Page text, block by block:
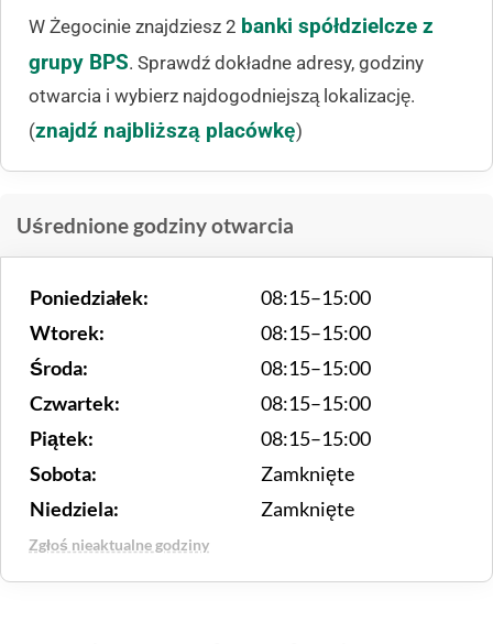
W Żegocinie znajdziesz 2 banki spółdzielcze z
grupy BPS. Sprawdź dokładne adresy, godziny
otwarcia i wybierz najdogodniejszą lokalizację.
(znajdź najbliższą placówkę)
Uśrednione godziny otwarcia
Poniedziałek:
08:15–15:00
Wtorek:
08:15–15:00
Środa:
08:15–15:00
Czwartek:
08:15–15:00
Piątek:
08:15–15:00
Sobota:
Zamknięte
Niedziela:
Zamknięte
Zgłoś nieaktualne godziny